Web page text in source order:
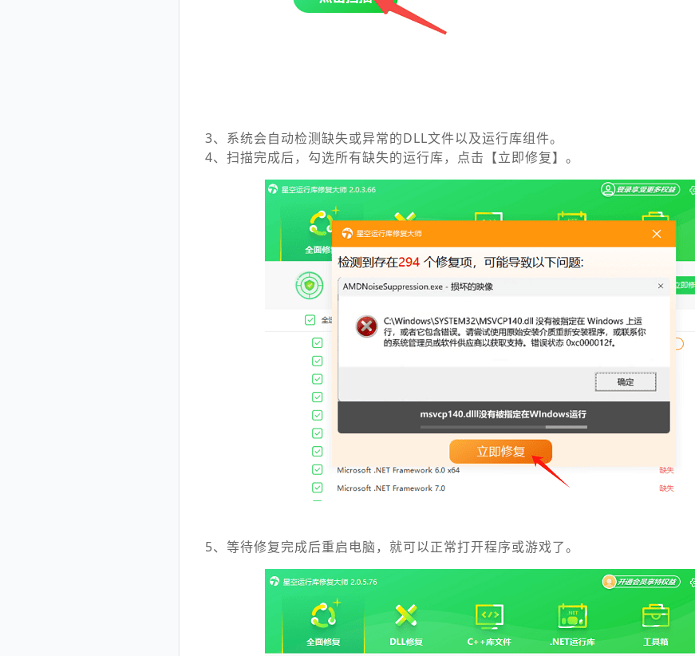
3、系统会自动检测缺失或异常的DLL文件以及运行库组件。
4、扫描完成后，勾选所有缺失的运行库，点击【立即修复】。
5、等待修复完成后重启电脑，就可以正常打开程序或游戏了。